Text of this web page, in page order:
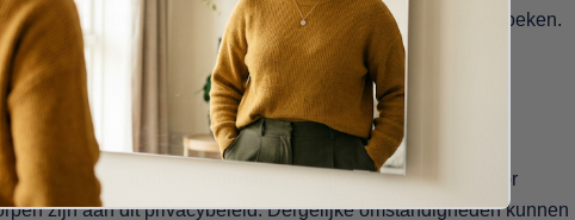
voorwaarden of beleidsregels af te dwingen of te onderzoeken.
informatie openbaar
we je persoonlijke informatie doorgeven aan derden voor
zijn aan dit privacybeleid. Dergelijke omstandigheden kunnen